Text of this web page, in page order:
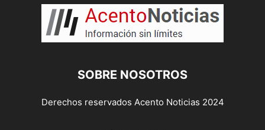
SOBRE NOSOTROS
Derechos reservados Acento Noticias 2024